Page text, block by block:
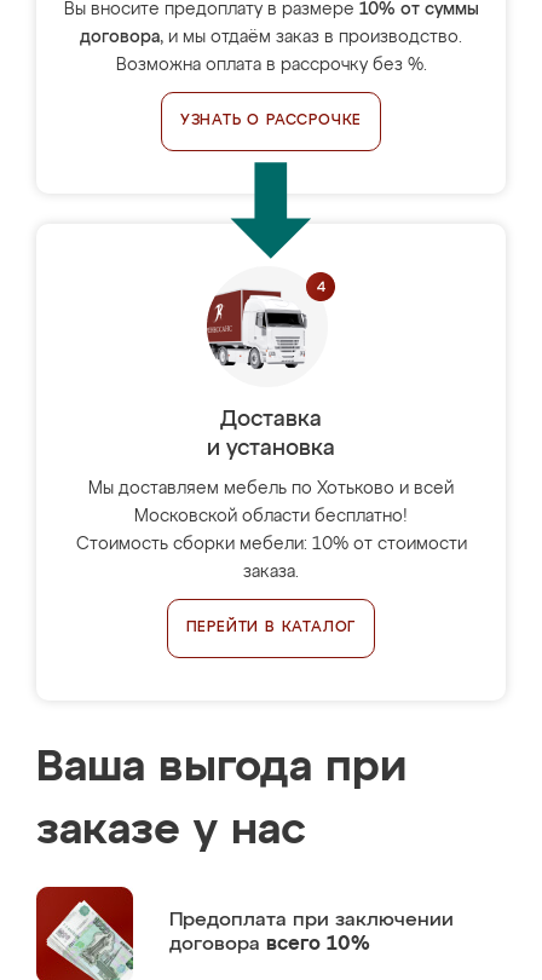
Вы вносите предоплату в размере 10% от суммы
договора, и мы отдаём заказ в производство.
Возможна оплата в рассрочку без %.
УЗНАТЬ О РАССРОЧКЕ
Доставка
и установка
Мы доставляем мебель по Хотьково и всей
Московской области бесплатно!
Стоимость сборки мебели: 10% от стоимости
заказа.
ПЕРЕЙТИ В КАТАЛОГ
Ваша выгода при
заказе у нас
Предоплата при заключении
договора всего 10%